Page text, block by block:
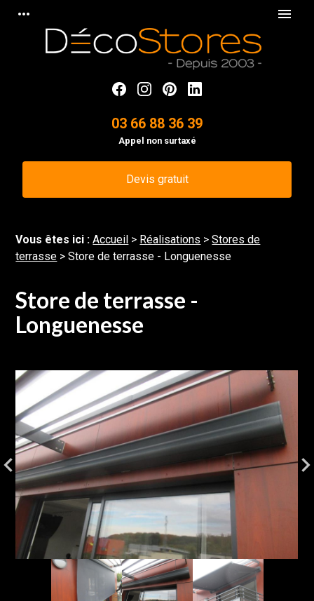
more_horiz menu
03 66 88 36 39
Appel non surtaxé
Devis gratuit
Vous êtes ici :Accueil > Réalisations >Stores de
terrasse >Store de terrasse - Longuenesse
Store de terrasse -
Longuenesse